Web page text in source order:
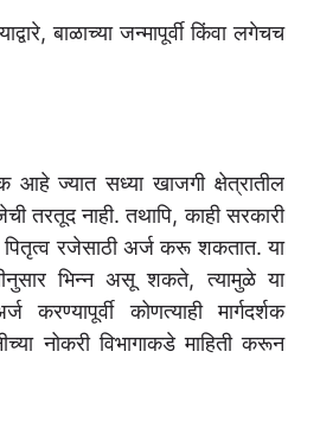
बाळाच्या जन्मापूर्वी किंवा लगेचच
आहे ज्यात सध्या खाजगी क्षेत्रातील
तरतूद नाही. तथापि, काही सरकारी
पितृत्व रजेसाठी अर्ज करू शकतात. या
भिन्न असू शकते, त्यामुळे या
करण्यापूर्वी कोणत्याही मार्गदर्शक
नोकरी विभागाकडे माहिती करून